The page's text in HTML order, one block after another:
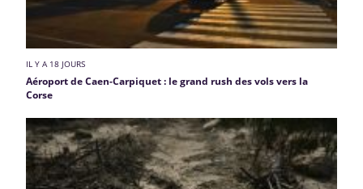
IL Y A 18 JOURS
Aéroport de Caen-Carpiquet : le grand rush des vols vers la
Corse